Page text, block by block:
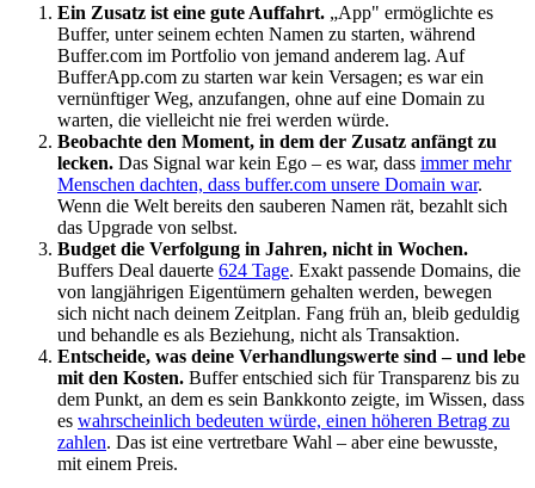
Ein Zusatz ist eine gute Auffahrt. „App" ermöglichte es
Buffer, unter seinem echten Namen zu starten, während
Buffer.com im Portfolio von jemand anderem lag. Auf
BufferApp.com zu starten war kein Versagen; es war ein
vernünftiger Weg, anzufangen, ohne auf eine Domain zu
warten, die vielleicht nie frei werden würde.
Beobachte den Moment, in dem der Zusatz anfängt zu
lecken. Das Signal war kein Ego – es war, dass immer mehr
Menschen dachten, dass buffer.com unsere Domain war.
Wenn die Welt bereits den sauberen Namen rät, bezahlt sich
das Upgrade von selbst.
Budget die Verfolgung in Jahren, nicht in Wochen.
Buffers Deal dauerte 624 Tage. Exakt passende Domains, die
von langjährigen Eigentümern gehalten werden, bewegen
sich nicht nach deinem Zeitplan. Fang früh an, bleib geduldig
und behandle es als Beziehung, nicht als Transaktion.
Entscheide, was deine Verhandlungswerte sind – und lebe
mit den Kosten. Buffer entschied sich für Transparenz bis zu
dem Punkt, an dem es sein Bankkonto zeigte, im Wissen, dass
es wahrscheinlich bedeuten würde, einen höheren Betrag zu
zahlen. Das ist eine vertretbare Wahl – aber eine bewusste,
mit einem Preis.